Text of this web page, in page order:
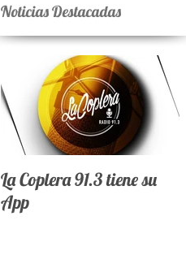
Noticias Destacadas
La Coplera 91.3 tiene su
App